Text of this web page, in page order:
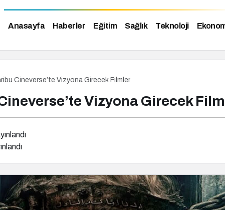
Anasayfa Haberler Eğitim Sağlık Teknoloji
Cineverse’te Vizyona Girecek Filmler
Vizyona Girecek